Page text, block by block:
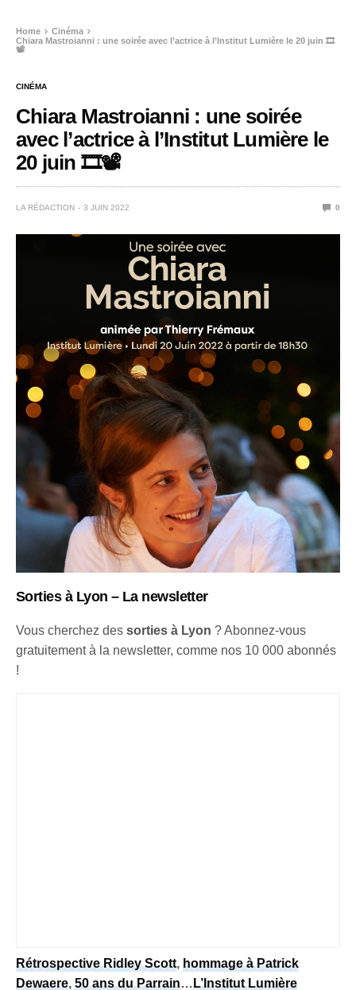
Home
Cinéma
Chiara Mastroianni : une soirée avec l’actrice à l’Institut Lumière le 20 juin 🎞️
📽️
CINÉMA
Chiara Mastroianni : une soirée
avec l’actrice à l’Institut Lumière le
20 juin 🎞️📽️
LA RÉDACTION 3 JUIN 2022 0
Sorties à Lyon – La newsletter
Vous cherchez dessorties à Lyon ? Abonnez-vous
gratuitement à la newsletter, comme nos 10 000 abonnés
!
Rétrospective Ridley Scott,hommage à Patrick
Dewaere,50 ans du Parrain…L’Institut Lumière